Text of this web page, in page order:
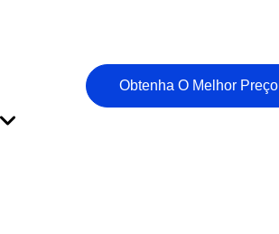
Obtenha O Melhor Preço